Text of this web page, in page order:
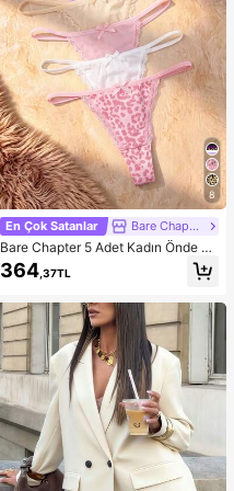
8
En Çok Satanlar Bare Chapter
Bare Chapter 5 Adet Kadın Önde Fi
yonklu Dantel Yama Desenli Leopar
Baskılı Tanga
364 ,37TL